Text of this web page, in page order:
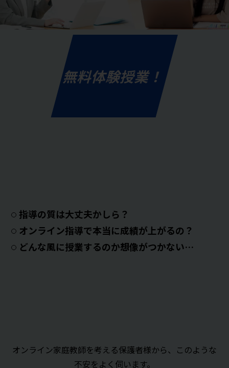
無料体験授業！
指導の質は大丈夫かしら？
オンライン指導で本当に成績が上がるの？
どんな風に授業するのか想像がつかない…
オンライン家庭教師を考える保護者様から、このような
不安をよく伺います。